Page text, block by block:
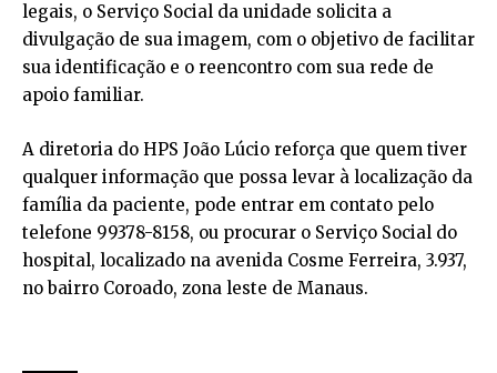
legais, o Serviço Social da unidade solicita a
divulgação de sua imagem, com o objetivo de facilitar
sua identificação e o reencontro com sua rede de
apoio familiar.
A diretoria do HPS João Lúcio reforça que quem tiver
qualquer informação que possa levar à localização da
família da paciente, pode entrar em contato pelo
telefone 99378-8158, ou procurar o Serviço Social do
hospital, localizado na avenida Cosme Ferreira, 3.937,
no bairro Coroado, zona leste de Manaus.